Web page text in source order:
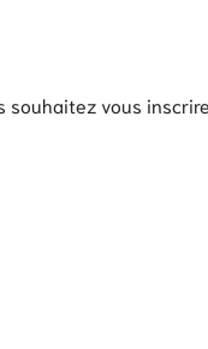
souhaitez vous inscrire.